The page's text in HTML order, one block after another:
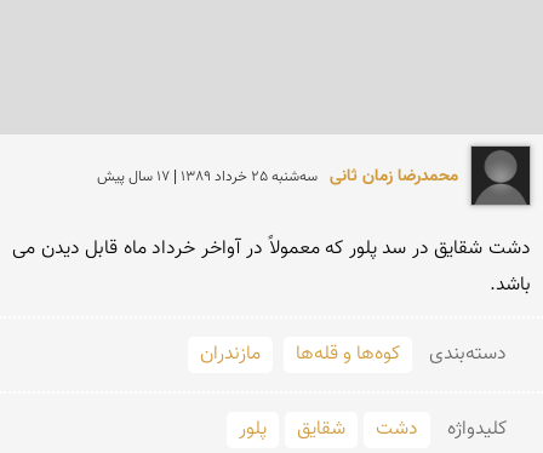
محمدرضا زمان ثانی سه‌شنبه 25 خرداد 1389 | 17 سال پیش
باشد.
دسته‌بندی کوه‌ها و قله‌ها مازندران
کلید‌واژه دشت شقایق پلور